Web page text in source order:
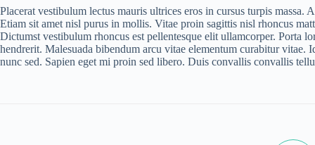
Placerat vestibulum lectus mauris ultrices eros in cursus turpis
Etiam sit amet nisl purus in mollis. Vitae proin sagittis nisl rhoncus
Dictumst vestibulum rhoncus est pellentesque elit ullamcorper. Porta
hendrerit. Malesuada bibendum arcu vitae elementum curabitur
nunc sed. Sapien eget mi proin sed libero. Duis convallis convallis